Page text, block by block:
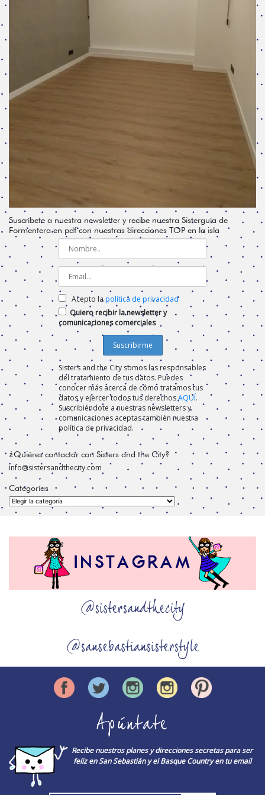
Suscríbete a nuestra newsletter y recibe nuestra Sisterguía de
Formentera en pdf con nuestras direcciones TOP en la isla
Acepto lapolítica de privacidad
Quiero recibir la newsletter y
comunicaciones comerciales
Sisters and the City somos las responsables
del tratamiento de tus datos. Puedes
conocer más acerca de cómo tratamos tus
datos y ejercer todos tus derechosAQUÍ.
Suscribiéndote a nuestras newsletters y
comunicaciones aceptas también nuestra
política de privacidad.
¿Quiéres contactar con Sisters and the City?
info@sistersandthecity.com
Categorías
Categorías
@sistersandthecity
@sansebastiansisterstyle
Apúntate
Recibe nuestros planes y direcciones secretas para ser
feliz en San Sebastián y el Basque Country en tu email